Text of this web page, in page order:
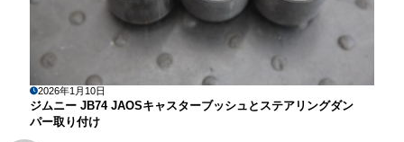
2026年1月10日
ジムニー JB74 JAOSキャスターブッシュとステアリングダン
パー取り付け